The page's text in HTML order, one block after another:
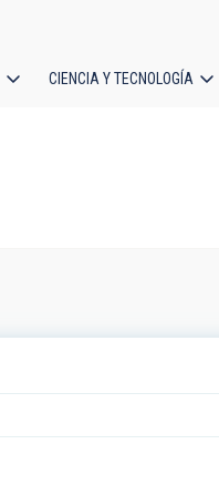
CIENCIA Y TECNOLOGÍA